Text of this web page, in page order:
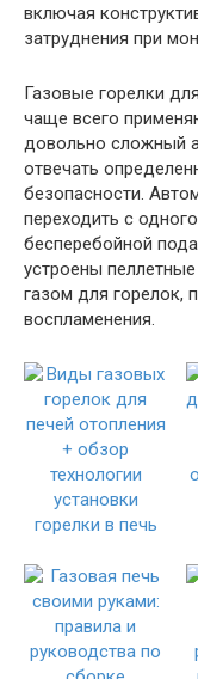
включая
затруднения при
Газовые горелки
чаще всего
довольно сложный
отвечать
безопасности.
переходить с
бесперебойной
устроены
газом для горелок,
воспламенения.